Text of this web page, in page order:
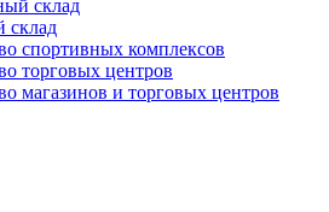
склад
склад
спортивных комплексов
торговых центров
магазинов и торговых центров